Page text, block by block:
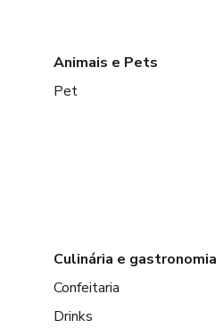
Animais e Pets
Pet
Culinária e gastronomia
Confeitaria
Drinks